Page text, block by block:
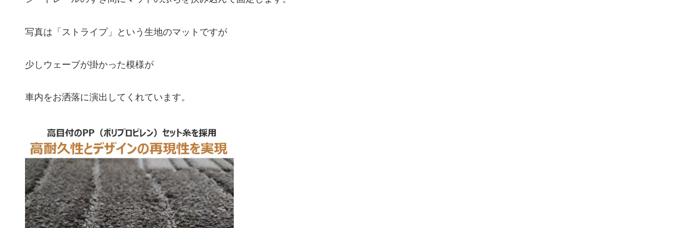
写真は「ストライプ」という生地のマットですが
少しウェーブが掛かった模様が
車内をお洒落に演出してくれています。